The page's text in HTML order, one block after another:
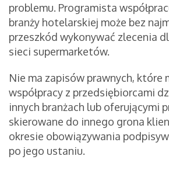
problemu. Programista
branży hotelarskiej może bez
przeszkód wykonywać zlecenia
sieci supermarketów.
Nie ma zapisów prawnych, które
współpracy z przedsiębiorcami
innych branżach lub oferującymi
skierowane do innego grona
okresie obowiązywania
po jego ustaniu.